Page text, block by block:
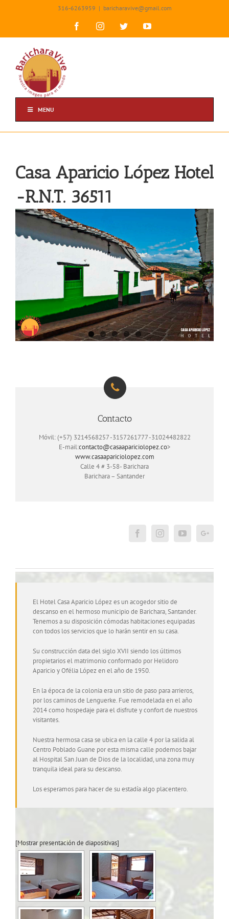
316-6263959 | baricharavive@gmail.com
FacebookInstagramTwitterYouTube
MENU
Casa Aparicio López Hotel
-R.N.T. 36511
Contacto
Móvil: (+57) 3214568257 -3157261777 -31024482822
E-mail:contacto@casaapariciolopez.co>
www.casaapariciolopez.com
Calle 4 # 3-58- Barichara
Barichara – Santander
El Hotel Casa Aparicio López es un acogedor sitio de
descanso en el hermoso municipio de Barichara, Santander.
Tenemos a su disposición cómodas habitaciones equipadas
con todos los servicios que lo harán sentir en su casa.
Su construcción data del siglo XVII siendo los últimos
propietarios el matrimonio conformado por Helidoro
Aparicio y Ofélia López en el año de 1950.
En la época de la colonia era un sitio de paso para arrieros,
por los caminos de Lenguerke. Fue remodelada en el año
2014 como hospedaje para el disfrute y confort de nuestros
visitantes.
Nuestra hermosa casa se ubica en la calle 4 por la salida al
Centro Poblado Guane por esta misma calle podemos bajar
al Hospital San Juan de Dios de la localidad, una zona muy
tranquila ideal para su descanso.
Los esperamos para hacer de su estadía algo placentero.
[Mostrar presentación de diapositivas]